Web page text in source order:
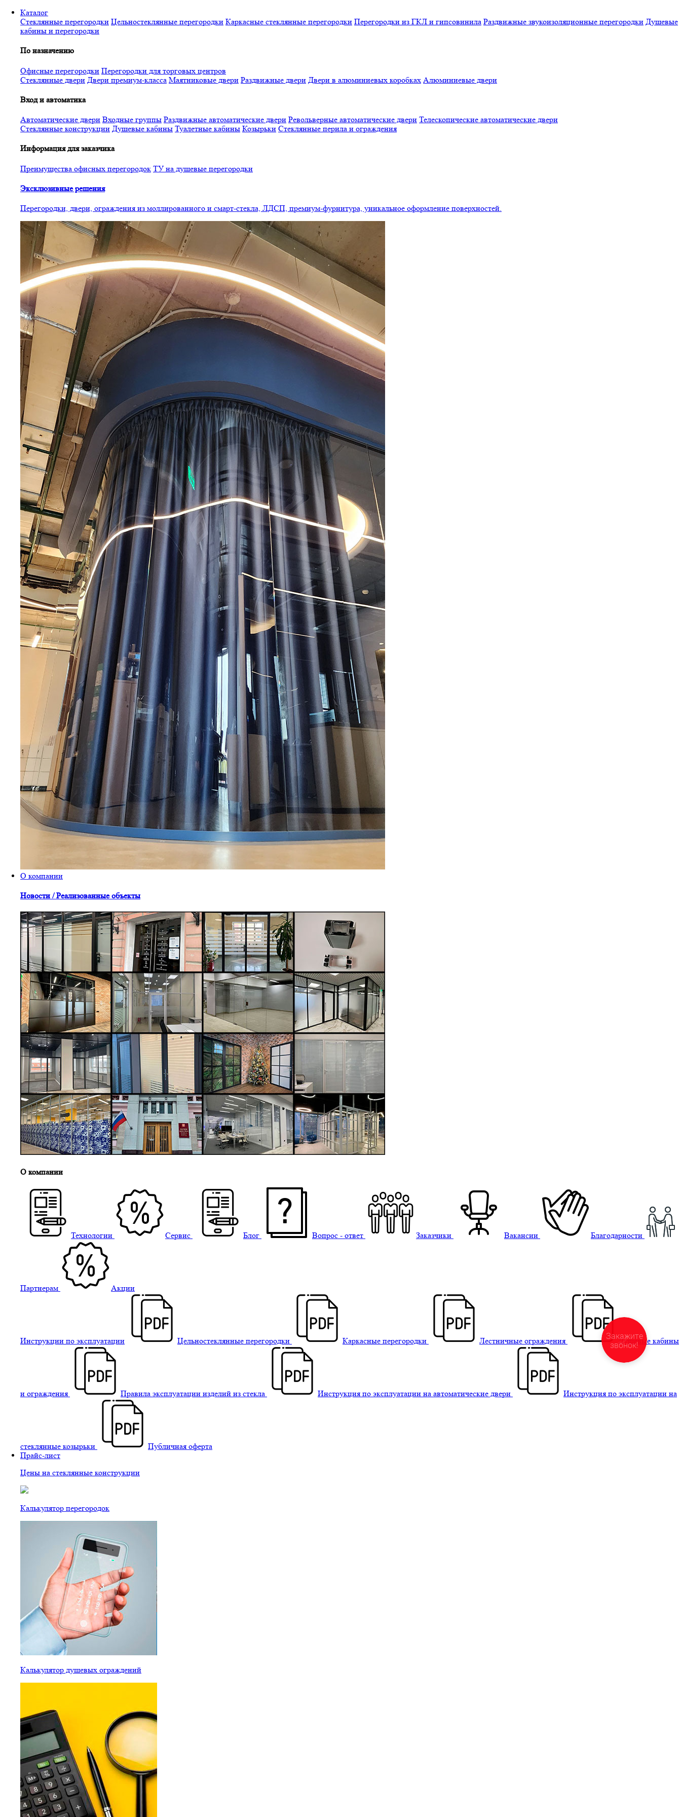
Перейти
основному
Каталог
Стеклянные перегородки Цельностеклянные перегородки Каркасные стеклянные перегородки Перегородки из ГКЛ и гипсовинила Раздвижные звукоизоляционные перегородки Душевые
кабины и перегородки
По назначению
Офисные перегородки Перегородки для торговых центров
Стеклянные двери Двери премиум-класса Маятниковые двери Раздвижные двери Двери в алюминиевых коробках Алюминиевые двери
Вход и автоматика
Автоматические двери Входные группы Раздвижные автоматические двери Револьверные автоматические двери Телескопические автоматические двери
Стеклянные конструкции Душевые кабины Туалетные кабины Козырьки Стеклянные перила и ограждения
Информация для заказчика
Преимущества офисных перегородок ТУ на душевые перегородки
Эксклюзивные решения
Перегородки, двери, ограждения из моллированного и смарт-стекла, ЛДСП, премиум-фурнитура, уникальное оформление поверхностей.
О компании
Новости / Реализованные объекты
О компании
Технологии Сервис Блог Вопрос - ответ Заказчики Вакансии Благодарности
Партнерам Акции
Инструкции по эксплуатации Цельностеклянные перегородки Каркасные перегородки Лестничные ограждения Душевые кабины
и ограждения Правила эксплуатации изделий из стекла Инструкция по эксплуатации на автоматические двери Инструкция по эксплуатации на
стеклянные козырьки
Публичная оферта
Прайс-лист
Цены на стеклянные конструкции
Калькулятор перегородок
Калькулятор душевых ограждений
Закажите
звонок!